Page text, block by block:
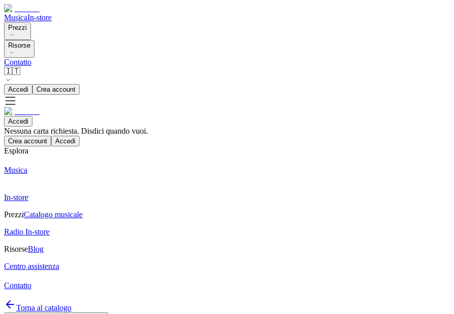
MusicaIn-store
Prezzi
Risorse
Contatto
🇮🇹
Accedi Crea account
Accedi
Nessuna carta richiesta. Disdici quando vuoi.
Crea account Accedi
Esplora
Musica
In-store
PrezziCatalogo musicale
Radio In-store
RisorseBlog
Centro assistenza
Contatto
Torna al catalogo